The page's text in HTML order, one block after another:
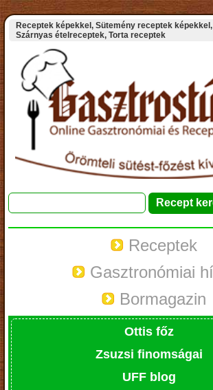
Receptek képekkel, Sütemény receptek
Szárnyas ételreceptek, Torta receptek
Receptek
Gasztronómiai
Bormagazin
Ottis főz
Zsuzsi finomságai
UFF blog